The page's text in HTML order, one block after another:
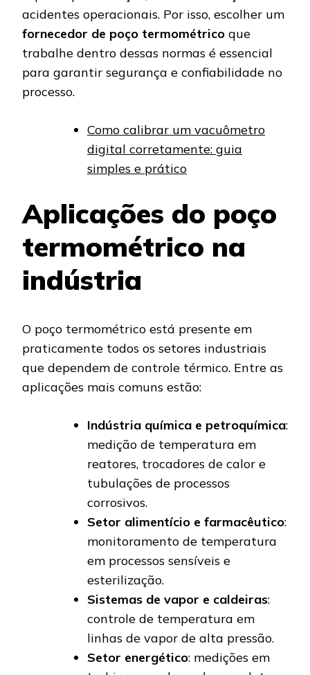
acidentes operacionais. Por isso, escolher um
fornecedor de poço termométrico que
trabalhe dentro dessas normas é essencial
para garantir segurança e confiabilidade no
processo.
Como calibrar um vacuômetro
digital corretamente: guia
simples e prático
Aplicações do poço
termométrico na
indústria
O poço termométrico está presente em
praticamente todos os setores industriais
que dependem de controle térmico. Entre as
aplicações mais comuns estão:
Indústria química e petroquímica:
medição de temperatura em
reatores, trocadores de calor e
tubulações de processos
corrosivos.
Setor alimentício e farmacêutico:
monitoramento de temperatura
em processos sensíveis e
esterilização.
Sistemas de vapor e caldeiras:
controle de temperatura em
linhas de vapor de alta pressão.
Setor energético: medições em